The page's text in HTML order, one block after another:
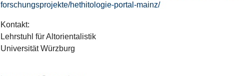
forschungsprojekte/hethitologie-portal-mainz/
Kontakt:
Lehrstuhl für Altorientalistik
Universität Würzburg